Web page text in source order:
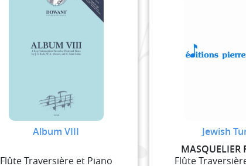
Album VIII
Flûte Traversière et Piano
Jewish
MASQUELIER
Flûte